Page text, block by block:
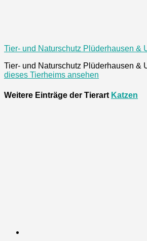
Tier- und Naturschutz Plüderhausen &
Tier- und Naturschutz Plüderhausen &
dieses Tierheims ansehen
Weitere Einträge der Tierart Katzen